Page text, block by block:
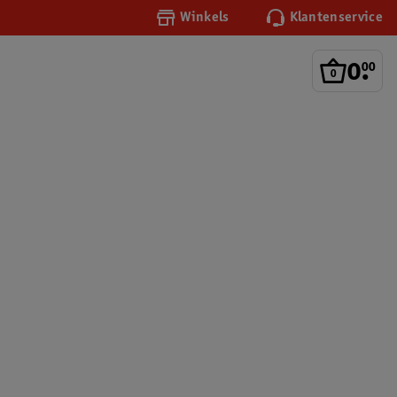
Winkels Klantenservice
0.
00